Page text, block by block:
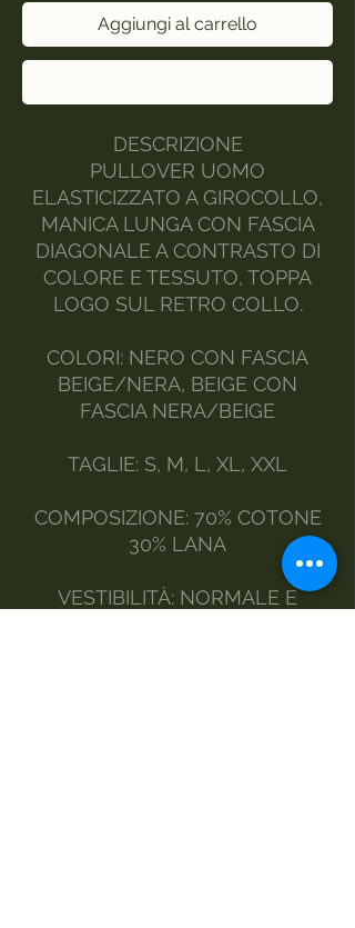
Aggiungi al carrello
DESCRIZIONE
PULLOVER UOMO
ELASTICIZZATO A GIROCOLLO,
MANICA LUNGA CON FASCIA
DIAGONALE A CONTRASTO DI
COLORE E TESSUTO, TOPPA
LOGO SUL RETRO COLLO.
COLORI: NERO CON FASCIA
BEIGE/NERA, BEIGE CON
FASCIA NERA/BEIGE
TAGLIE: S, M, L, XL, XXL
COMPOSIZIONE: 70% COTONE
30% LANA
VESTIBILITÀ: NORMALE E